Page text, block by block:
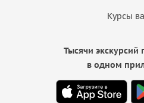
Курсы
Тысячи экскурсий
в одном